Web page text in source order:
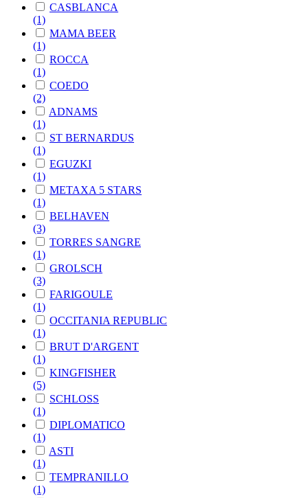
CASBLANCA
(1)
MAMA BEER
(1)
ROCCA
(1)
COEDO
(2)
ADNAMS
(1)
ST BERNARDUS
(1)
EGUZKI
(1)
METAXA 5 STARS
(1)
BELHAVEN
(3)
TORRES SANGRE
(1)
GROLSCH
(3)
FARIGOULE
(1)
OCCITANIA REPUBLIC
(1)
BRUT D'ARGENT
(1)
KINGFISHER
(5)
SCHLOSS
(1)
DIPLOMATICO
(1)
ASTI
(1)
TEMPRANILLO
(1)